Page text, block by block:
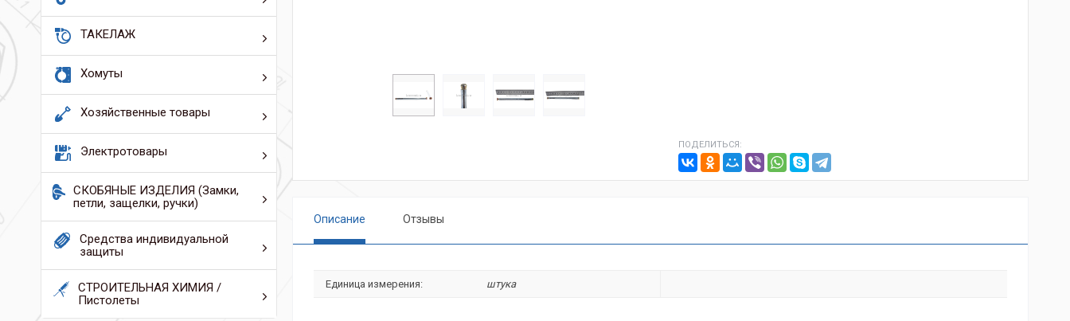
ТАКЕЛАЖ
Хомуты
Хозяйственные товары
Электротовары
СКОБЯНЫЕ ИЗДЕЛИЯ (Замки,
петли, защелки, ручки)
Средства индивидуальной
защиты
СТРОИТЕЛЬНАЯ ХИМИЯ /
Пистолеты
ПОДЕЛИТЬСЯ:
Описание Отзывы
Единица измерения: штука